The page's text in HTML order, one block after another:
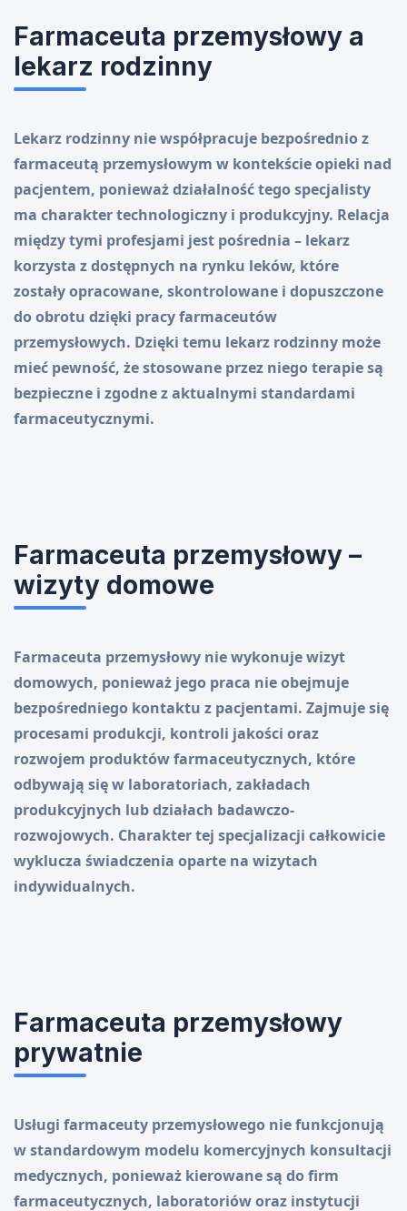
Farmaceuta przemysłowy a
lekarz rodzinny
Lekarz rodzinny nie współpracuje bezpośrednio z
farmaceutą przemysłowym w kontekście opieki nad
pacjentem, ponieważ działalność tego specjalisty
ma charakter technologiczny i produkcyjny. Relacja
między tymi profesjami jest pośrednia – lekarz
korzysta z dostępnych na rynku leków, które
zostały opracowane, skontrolowane i dopuszczone
do obrotu dzięki pracy farmaceutów
przemysłowych. Dzięki temu lekarz rodzinny może
mieć pewność, że stosowane przez niego terapie są
bezpieczne i zgodne z aktualnymi standardami
farmaceutycznymi.
Farmaceuta przemysłowy –
wizyty domowe
Farmaceuta przemysłowy nie wykonuje wizyt
domowych, ponieważ jego praca nie obejmuje
bezpośredniego kontaktu z pacjentami. Zajmuje się
procesami produkcji, kontroli jakości oraz
rozwojem produktów farmaceutycznych, które
odbywają się w laboratoriach, zakładach
produkcyjnych lub działach badawczo-
rozwojowych. Charakter tej specjalizacji całkowicie
wyklucza świadczenia oparte na wizytach
indywidualnych.
Farmaceuta przemysłowy
prywatnie
Usługi farmaceuty przemysłowego nie funkcjonują
w standardowym modelu komercyjnych konsultacji
medycznych, ponieważ kierowane są do firm
farmaceutycznych, laboratoriów oraz instytucji